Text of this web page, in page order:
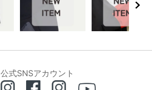
公式SNSアカウント